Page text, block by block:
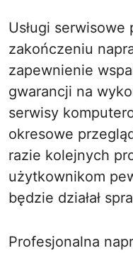
Usługi serwisowe
zakończeniu
zapewnienie
gwarancji na
serwisy
okresowe
razie kolejnych
użytkownikom
będzie działał
Profesjonalna